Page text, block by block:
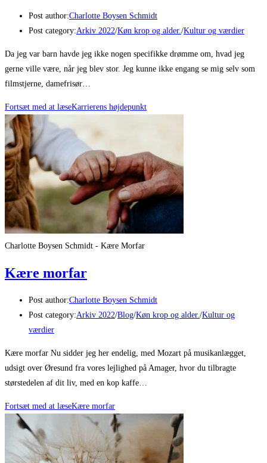
Post author:Charlotte Boysen Schmidt
Post category:Arkiv 2022/Køn krop og alder./Kultur og værdier
Da jeg var barn havde jeg ikke nogen specifikke drømme om, hvad jeg
gerne ville være, når jeg blev stor. Jeg kunne ikke engang se mig selv som
filmstjerne, damefrisør…
Fortsæt med at læseKarrierens højdepunkt
Charlotte Boysen Schmidt - Kære Morfar
Kære morfar
Post author:Charlotte Boysen Schmidt
Post category:Arkiv 2022/Blog/Køn krop og alder./Kultur og
værdier
Kære morfar Nu sidder jeg her endelig, med Mozart på musikanlægget,
udsigt over Øresund fra vores lejlighed på Amager, hvor du tilbragte
størstedelen af dit liv, med en kop kaffe…
Fortsæt med at læseKære morfar